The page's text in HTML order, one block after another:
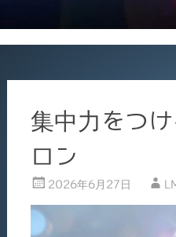
集中力をつ
ロン
2026年6月27日